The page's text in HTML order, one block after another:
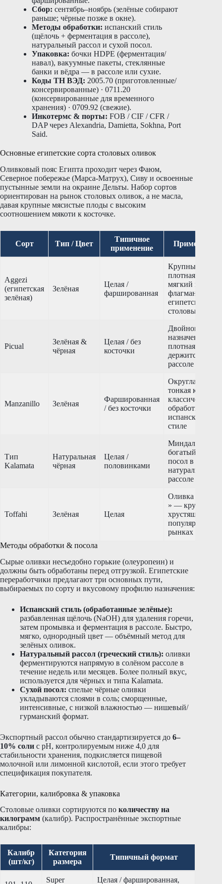
Сбор: сентябрь–ноябрь (зелёные собирают
раньше; чёрные позже в окне).
Методы обработки: испанский стиль
(щёлочь + ферментация в рассоле),
натуральный рассол и сухой посол.
Упаковка: бочки HDPE (ферментация/
навал), вакуумные пакеты, стеклянные
банки и вёдра — в рассоле или сухие.
Коды ТН ВЭД: 2005.70 (приготовленные/
консервированные) · 0711.20
(консервированные для временного
хранения) · 0709.92 (свежие).
Инкотермс & порты: FOB / CIF / CFR /
DAP через Alexandria, Damietta, Sokhna, Port
Said.
Основные египетские сорта столовых оливок
Оливковый пояс Египта проходит через Фаюм,
Северное побережье (Марса-Матрух), Сиву и освоенные
пустынные земли на окраине Дельты. Набор сортов
ориентирован на рынок столовых оливок, а не масла,
давая крупные мясистые плоды с высоким
соотношением мякоти к косточке.
Сорт Тип / Цвет
Типичное
применение
Примечания
Aggezi
(египетская
зелёная)
Зелёная
Целая /
фаршированная
Крупный плод,
плотная мякоть,
мягкий вкус —
флагманский
египетский
столовый сорт
Picual
Зелёная &
чёрная
Целая / без
косточки
Двойного
назначения;
плотная,
держится в
рассоле
Manzanillo Зелёная
Фаршированная
/ без косточки
Округлая,
тонкая кожица,
классическая
обработка в
испанском
стиле
Тип
Kalamata
Натуральная
чёрная
Целая /
половинками
богатый вкус,
посол в
натуральном
рассоле
Toffahi Зелёная Целая
Оливка «
» — крупная,
хрустящая,
популярна на
рынках Залива
Методы обработки & посола
Сырые оливки несъедобно горькие (олеуропеин) и
должны быть обработаны перед отгрузкой. Египетские
переработчики предлагают три основных пути,
выбираемых по сорту и вкусовому профилю назначения:
Испанский стиль (обработанные зелёные):
разбавленная щёлочь (NaOH) для удаления горечи,
затем промывка и ферментация в рассоле. Быстро,
мягко, однородный цвет — объёмный метод для
зелёных оливок.
Натуральный рассол (греческий стиль): оливки
ферментируются напрямую в солёном рассоле в
течение недель или месяцев. Более полный вкус,
используется для чёрных и типа Kalamata.
Сухой посол: спелые чёрные оливки
укладываются слоями в соль; сморщенные,
интенсивные, с низкой влажностью — нишевый/
гурманский формат.
Экспортный рассол обычно стандартизируется до 6–
10% соли с pH, контролируемым ниже 4,0 для
стабильности хранения, подкисляется пищевой
молочной или лимонной кислотой, если этого требует
спецификация покупателя.
Категории, калибровка & упаковка
Столовые оливки сортируются по количеству на
килограмм (калибр). Распространённые экспортные
калибры:
Калибр
(шт/кг)
Категория
размера
Типичный формат
Super Целая / фаршированная,